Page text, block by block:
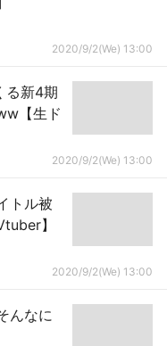
2020/9/2(We) 13:00
る新4期
【生ド
2020/9/2(We) 13:00
トル被
】
2020/9/2(We) 13:00
んなに